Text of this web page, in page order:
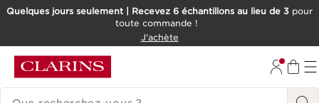
ALLER AU CONTENU
Quelques jours seulement | Recevez 6 échantillons au lieu de 3 pour
toute commande !
J'achète
HISTORIQUE DES RECHERCHES